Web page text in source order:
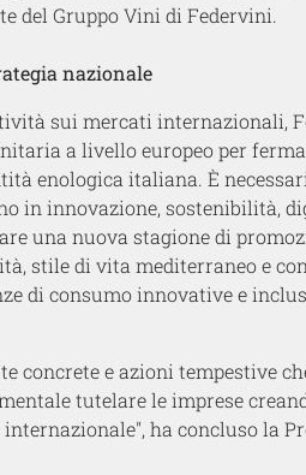
del GruppoVini di Federvini.
nazionale
sui mercati internazionali,
a livello europeo per
enologica italiana. È
in innovazione, sostenibilità,
una nuova stagione di
stile di vita mediterraneo e
di consumo innovative e
concrete e azioni tempestive
tutelarele impresecre
internazionale", ha concluso la